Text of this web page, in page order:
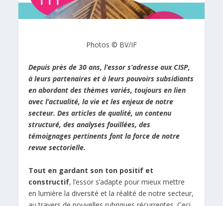
Photos © BV/IF
Depuis près de 30 ans, l’essor s’adresse aux CISP,
à leurs partenaires et à leurs pouvoirs subsidiants
en abordant des thèmes variés, toujours en lien
avec l’actualité, la vie et les enjeux de notre
secteur. Des articles de qualité, un contenu
structuré, des analyses fouillées, des
témoignages pertinents font la force de notre
revue sectorielle.
Tout en gardant son ton positif et
constructif, l’essor s’adapte pour mieux mettre
en lumière la diversité et la réalité de notre secteur,